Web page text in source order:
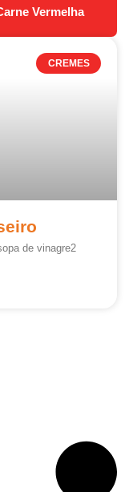
Vermelha
CREMES
de vinagre2